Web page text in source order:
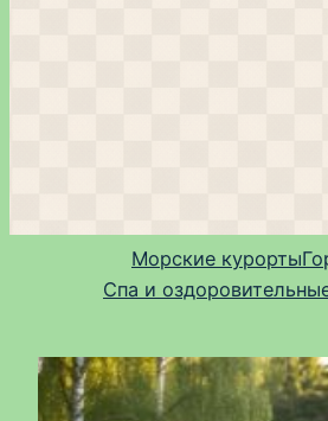
Морские курорты
Спа и